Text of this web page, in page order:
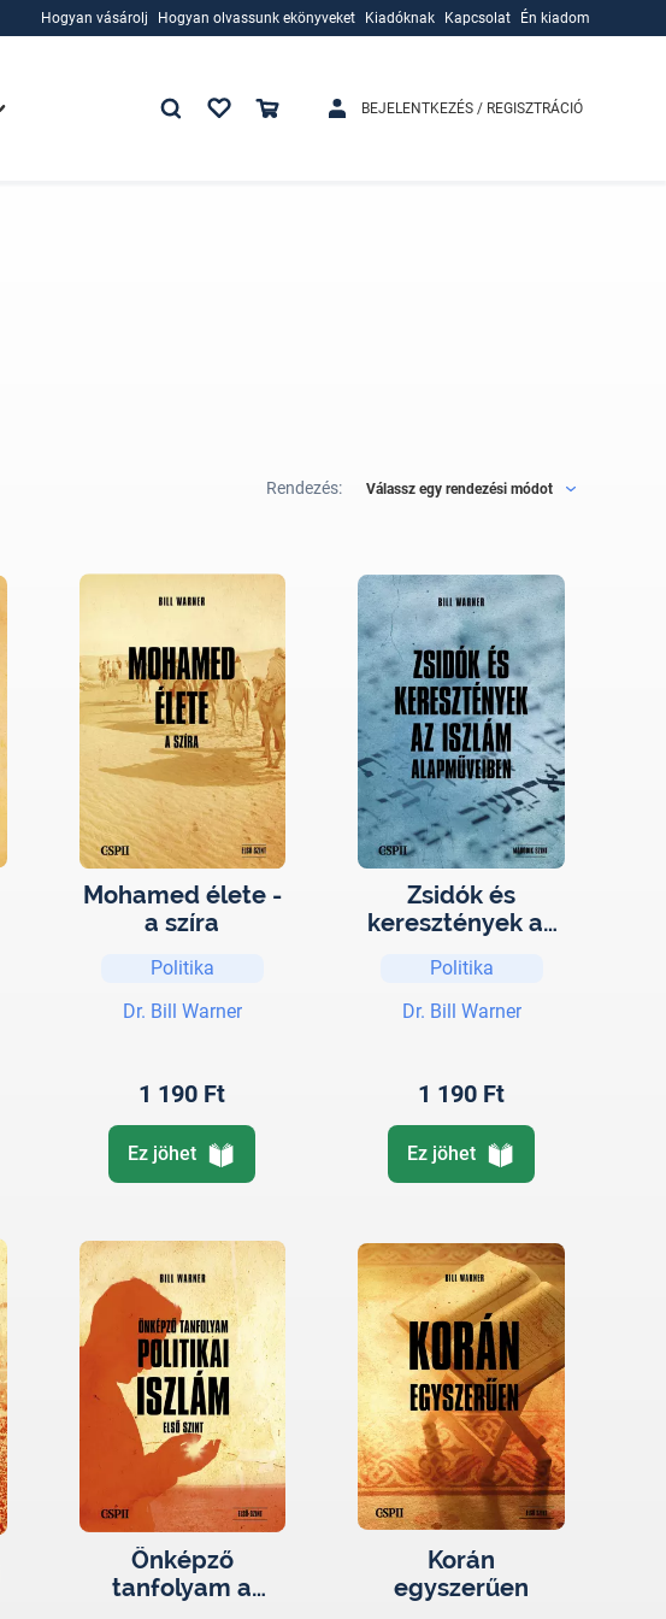
Hogyan vásárolj
Hogyan olvassunk ekönyveket
Kiadóknak
Kapcsolat Én kiadom
BEJELENTKEZÉS / REGISZTRÁCIÓ
Rendezés: Válassz egy rendezési módot
Mohamed élete -
a szíra
Politika
Dr. Bill Warner
1 190 Ft
Ez jöhet
Zsidók és
keresztények az
alapműveiben
Politika
Dr. Bill Warner
1 190 Ft
Ez jöhet
Önképző
tanfolyam a
Korán
egyszerűen